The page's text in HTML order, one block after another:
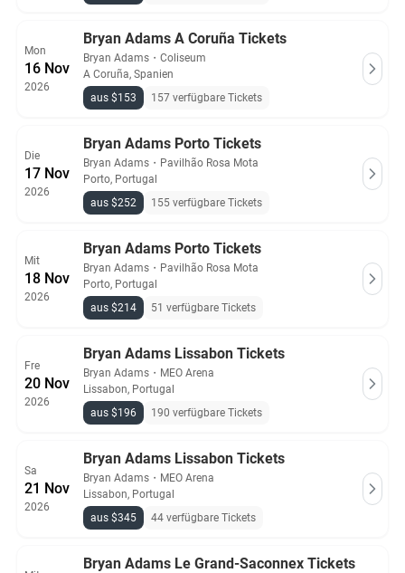
Mon
16 Nov
2026
Bryan Adams A Coruña Tickets
Bryan Adams ・ Coliseum
A Coruña, Spanien
aus $153
157 verfügbare Tickets
Die
17 Nov
2026
Bryan Adams Porto Tickets
Bryan Adams ・ Pavilhão Rosa Mota
Porto, Portugal
aus $252
155 verfügbare Tickets
Mit
18 Nov
2026
Bryan Adams Porto Tickets
Bryan Adams ・ Pavilhão Rosa Mota
Porto, Portugal
aus $214
51 verfügbare Tickets
Fre
20 Nov
2026
Bryan Adams Lissabon Tickets
Bryan Adams ・ MEO Arena
Lissabon, Portugal
aus $196
190 verfügbare Tickets
Sa
21 Nov
2026
Bryan Adams Lissabon Tickets
Bryan Adams ・ MEO Arena
Lissabon, Portugal
aus $345
44 verfügbare Tickets
Bryan Adams Le Grand-Saconnex Tickets